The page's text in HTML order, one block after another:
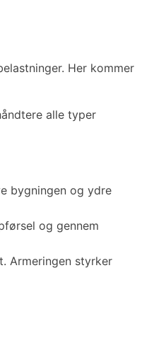
Her kommer
alle typer
bygningen og ydre
og gennem
Armeringen styrker